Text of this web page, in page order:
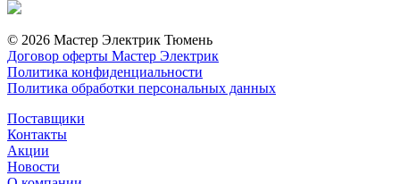
© 2026 Мастер Электрик Тюмень
Договор оферты Мастер Электрик
Политика конфиденциальности
Политика обработки персональных данных
Поставщики
Контакты
Акции
Новости